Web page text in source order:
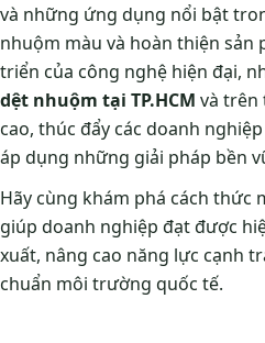
và những ứng dụng nổi bật
nhuộm màu và hoàn thiện sản
triển của công nghệ hiện đại,
dệt nhuộm tại TP.HCM và trên
cao, thúc đẩy các doanh
áp dụng những giải pháp bền
Hãy cùng khám phá cách thức
giúp doanh nghiệp đạt được
xuất, nâng cao năng lực cạnh
chuẩn môi trường quốc tế.